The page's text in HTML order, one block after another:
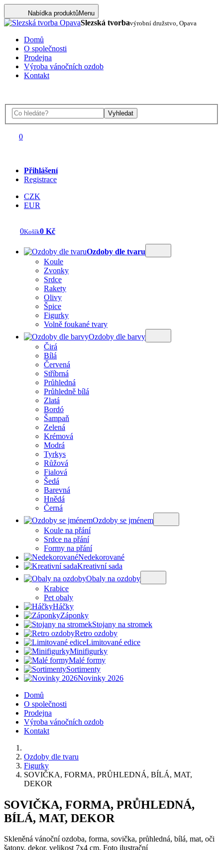
Nabídka produktůMenu
Slezská tvorbavýrobní družstvo, Opava
Domů
O společnosti
Prodejna
Výroba vánočních ozdob
Kontakt
Vyhledat
0
Přihlášení
Registrace
CZK
EUR
0Košík0 Kč
Ozdoby dle tvaru
Koule
Zvonky
Srdce
Rakety
Olivy
Špice
Figurky
Volně foukané tvary
Ozdoby dle barvy
Čirá
Bílá
Červená
Stříbrná
Průhledná
Průhledně bílá
Zlatá
Bordó
Šampaň
Zelená
Krémová
Modrá
Tyrkys
Růžová
Fialová
Šedá
Barevná
Hnědá
Černá
Ozdoby se jménem
Koule na přání
Srdce na přání
Formy na přání
Nedekorované
Kreativní sada
Obaly na ozdoby
Krabice
Pet obaly
Háčky
Záponky
Stojany na stromek
Retro ozdoby
Limitované edice
Minifigurky
Malé formy
Sortimenty
Novinky 2026
Domů
O společnosti
Prodejna
Výroba vánočních ozdob
Kontakt
Ozdoby dle tvaru
Figurky
SOVIČKA, FORMA, PRŮHLEDNÁ, BÍLÁ, MAT,
DEKOR
SOVIČKA, FORMA, PRŮHLEDNÁ,
BÍLÁ, MAT, DEKOR
Skleněná vánoční ozdoba, forma, sovička, průhledná, bílá, mat, oči
šatony, dekor, velikost 7x4 cm. Foto ilustrační